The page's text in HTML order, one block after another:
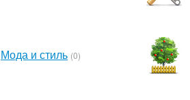
Мода и стиль (0)